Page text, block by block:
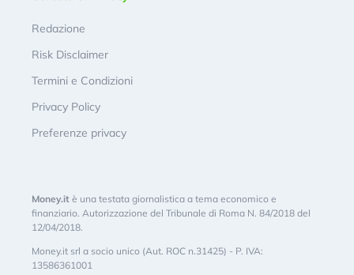
Redazione
Risk Disclaimer
Termini e Condizioni
Privacy Policy
Preferenze privacy
Money.it è una testata giornalistica a tema economico e
finanziario. Autorizzazione del Tribunale di Roma N. 84/2018 del
12/04/2018.
Money.it srl a socio unico (Aut. ROC n.31425) - P. IVA:
13586361001